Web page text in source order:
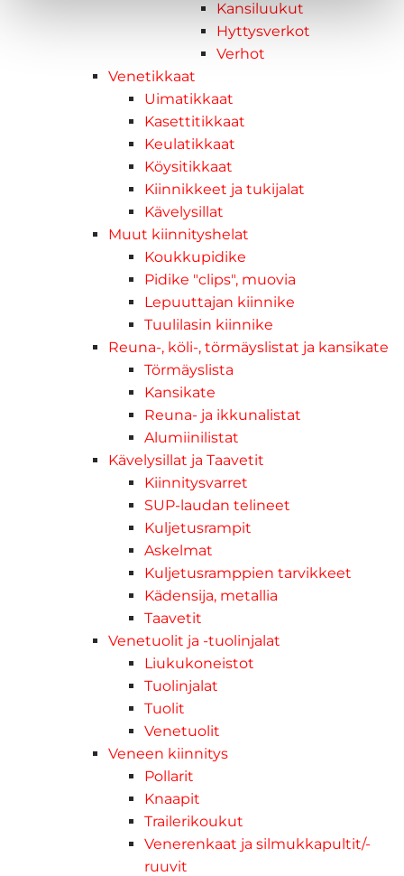
Kansiluukut
Hyttysverkot
Verhot
Venetikkaat
Uimatikkaat
Kasettitikkaat
Keulatikkaat
Köysitikkaat
Kiinnikkeet ja tukijalat
Kävelysillat
Muut kiinnityshelat
Koukkupidike
Pidike "clips", muovia
Lepuuttajan kiinnike
Tuulilasin kiinnike
Reuna-, köli-, törmäyslistat ja kansikate
Törmäyslista
Kansikate
Reuna- ja ikkunalistat
Alumiinilistat
Kävelysillat ja Taavetit
Kiinnitysvarret
SUP-laudan telineet
Kuljetusrampit
Askelmat
Kuljetusramppien tarvikkeet
Kädensija, metallia
Taavetit
Venetuolit ja -tuolinjalat
Liukukoneistot
Tuolinjalat
Tuolit
Venetuolit
Veneen kiinnitys
Pollarit
Knaapit
Trailerikoukut
Venerenkaat ja silmukkapultit/-
ruuvit